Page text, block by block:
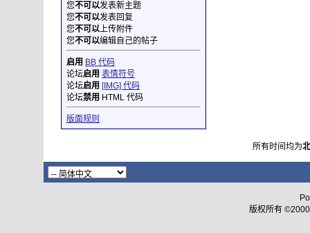
您不可以发表新主题
您不可以发表回复
您不可以上传附件
您不可以编辑自己的帖子
启用 BB 代码
论坛启用 表情符号
论坛启用 [IMG] 代码
论坛禁用 HTML 代码
版面规则
所有时间均为
版权所有